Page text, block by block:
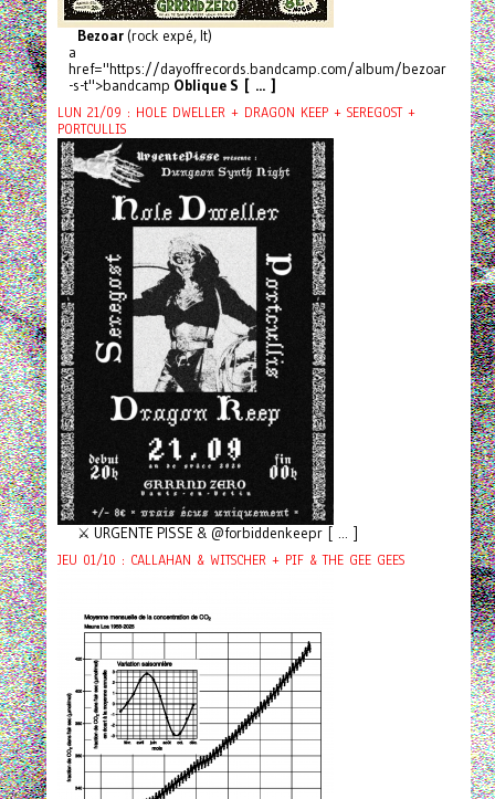
Bezoar(rock expé, It)
a
href="https://dayoffrecords.bandcamp.com/album/bezoar
-s-t">bandcamp Oblique S [ ... ]
LUN 21/09 : HOLE DWELLER + DRAGON KEEP + SEREGOST +
PORTCULLIS
⚔️ URGENTE PISSE & @forbiddenkeepr [ ... ]
JEU 01/10 : CALLAHAN & WITSCHER + PIF & THE GEE GEES